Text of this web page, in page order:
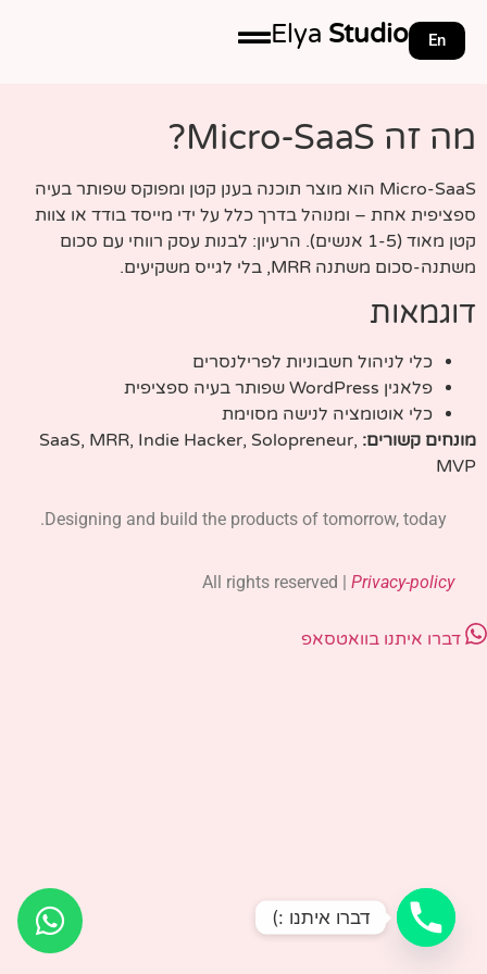
En
Elya Studio
מה זה Micro-SaaS?
Micro-SaaS הוא מוצר תוכנה בענן קטן ומפוקס שפותר בעיה
ספציפית אחת – ומנוהל בדרך כלל על ידי מייסד בודד או צוות
קטן מאוד (1-5 אנשים). הרעיון: לבנות עסק רווחי עם סכום
משתנה-סכום משתנה MRR, בלי לגייס משקיעים.
דוגמאות
כלי לניהול חשבוניות לפרילנסרים
פלאגין WordPress שפותר בעיה ספציפית
כלי אוטומציה לנישה מסוימת
מונחים קשורים: SaaS, MRR, Indie Hacker, Solopreneur,
MVP
Designing and build the products of tomorrow, today.
All rights reserved | Privacy-policy
דברו איתנו בוואטסאפ
דברו איתנו :)